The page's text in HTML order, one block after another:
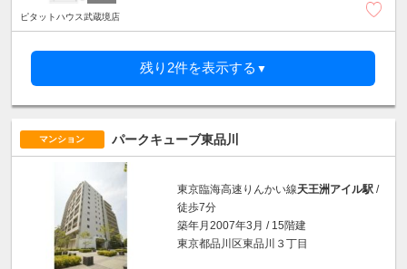
ピタットハウス武蔵境店
残り2件を表示する ▼
マンション パークキューブ東品川
東京臨海高速りんかい線天王洲アイル駅 /
徒歩7分
築年月2007年3月 / 15階建
東京都品川区東品川３丁目